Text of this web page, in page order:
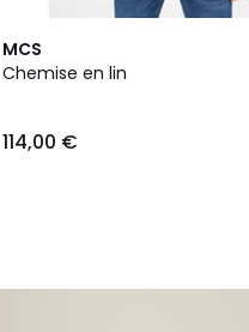
MCS
Chemise en lin
114,00 €
15
Couleurs